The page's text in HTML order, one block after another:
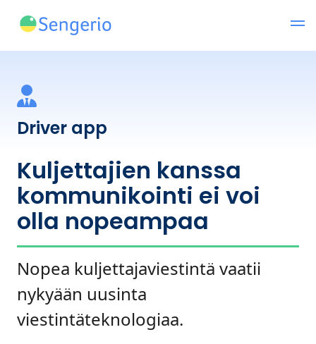
Driver app
Kuljettajien kanssa
kommunikointi ei voi
olla nopeampaa
Nopea kuljettajaviestintä vaatii
nykyään uusinta
viestintäteknologiaa.